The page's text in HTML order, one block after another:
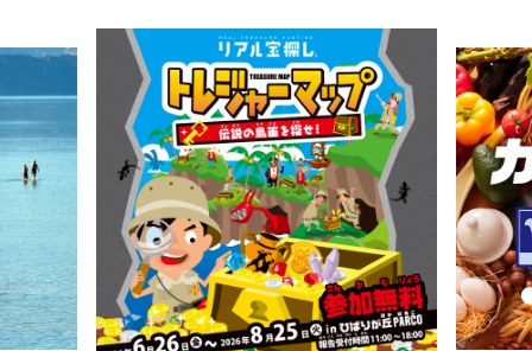
レストラン・カフェ
TAX FREE
PARCOメンバーズ
JP
ภาษาไทย
日本語